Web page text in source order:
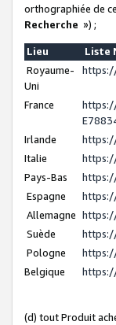
orthographiée de
Recherche ») ;
Lieu
Liste
Royaume-
Uni
France
Irlande
Italie
Pays-Bas
Espagne
Allemagne
Suède
Pologne
Belgique
(d) tout Produit